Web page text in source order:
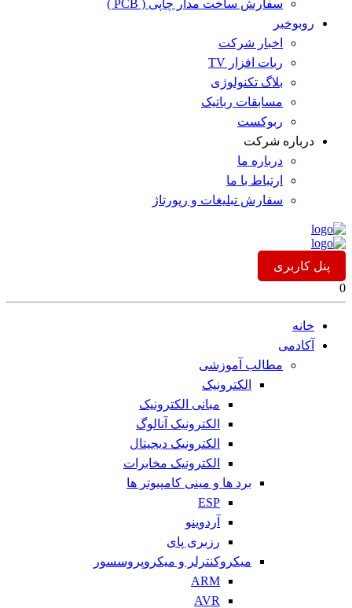
سفارش ساخت مدار چاپی ( PCB )
روبوخبر
اخبار شرکت
ربات افزار TV
بلاگ تکنولوژی
مسابقات رباتیک
ربوکست
درباره شرکت
درباره ما
ارتباط با ما
سفارش تبلیغات و رپورتاژ
پنل کاربری
0
خانه
آکادمی
مطالب آموزشی
الکترونیک
مبانی الکترونیک
الکترونیک آنالوگ
الکترونیک دیجیتال
الکترونیک مخابرات
برد ها و مینی کامپیوتر ها
ESP
آردوینو
رزبری پای
میکروکنترلر و میکروپروسسور
ARM
AVR